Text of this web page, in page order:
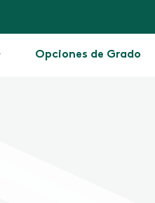
Opciones de Grado